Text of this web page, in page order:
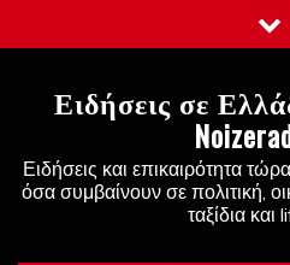
to
Ειδήσεις σε
Ειδήσεις και επικαιρότητα
όσα συμβαίνουν σε πολιτική,
ταξίδια